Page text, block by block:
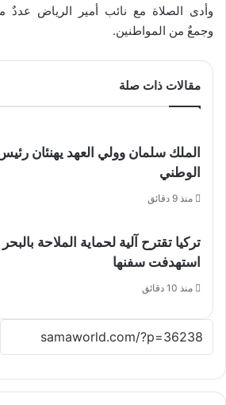
وأدى الصلاة مع نائب أمير الرياض عددٌ
وجمعٌ من المواطنين.
مقالات ذات صلة
الملك سلمان وولي العهد يهنئان
الوطني
منذ 9 دقائق
تركيا تقترح آلية لحماية الملاحة
استهدفت سفنها
منذ 10 دقائق